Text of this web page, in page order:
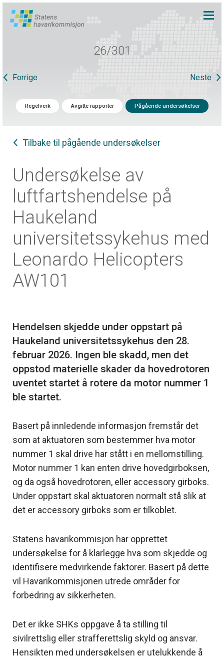
26/301
Forrige Neste
Regelverk Avgitte rapporter Pågående undersøkelser
Tilbake til pågående undersøkelser
Undersøkelse av
luftfartshendelse på
Haukeland
universitetssykehus med
Leonardo Helicopters
AW101
Hendelsen skjedde under oppstart på
Haukeland universitetssykehus den 28.
februar 2026. Ingen ble skadd, men det
oppstod materielle skader da hovedrotoren
uventet startet å rotere da motor nummer 1
Basert på innledende informasjon fremstår det
som at aktuatoren som bestemmer hva motor
nummer 1 skal drive har stått i en mellomstilling.
Motor nummer 1 kan enten drive hovedgirboksen,
og da også hovedrotoren, eller accessory girboks.
Under oppstart skal aktuatoren normalt stå slik at
det er accessory girboks som er tilkoblet.
Statens havarikommisjon har opprettet
undersøkelse for å klarlegge hva som skjedde og
identifisere medvirkende faktorer. Basert på dette
vil Havarikommisjonen utrede områder for
forbedring av sikkerheten.
Det er ikke SHKs oppgave å ta stilling til
sivilrettslig eller strafferettslig skyld og ansvar.
Hensikten med undersøkelsen er utelukkende å